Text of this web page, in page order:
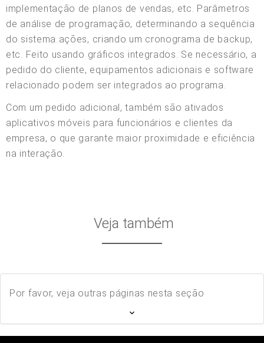
implementação de planos de vendas, etc. Parâmetros
de análise de programação, determinando a sequência
do sistema ações, criando um cronograma de backup,
etc. Feito usando gráficos integrados. Se necessário, a
pedido do cliente, equipamentos adicionais e software
relacionado podem ser integrados ao programa.
Com um pedido adicional, também são ativados
aplicativos móveis para funcionários e clientes da
empresa, o que garante maior proximidade e eficiência
na interação.
Veja também
Por favor, veja outras páginas nesta seção